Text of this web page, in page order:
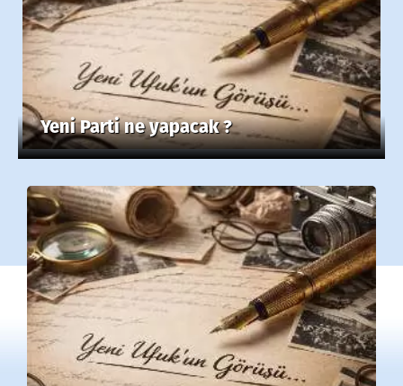
Yeni Parti ne yapacak ?